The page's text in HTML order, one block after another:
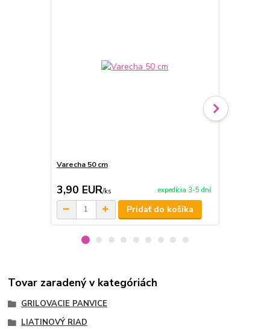
Varecha 50 cm
3,90 EUR/ks expedícia 3-5 dní
Pridať do košíka
Tovar zaradený v kategóriách
GRILOVACIE PANVICE
LIATINOVÝ RIAD